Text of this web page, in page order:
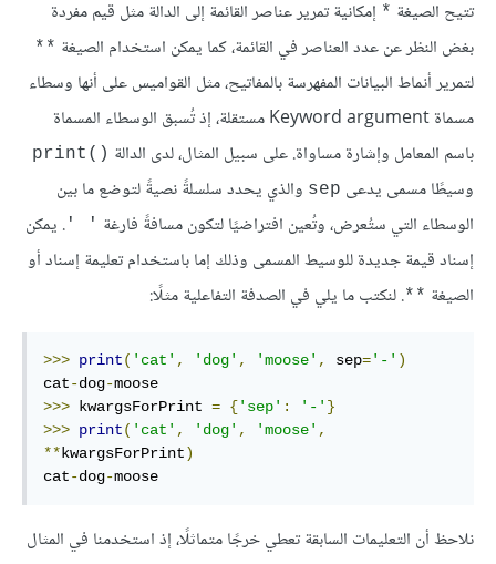
تتيح الصيغة * إمكانية تمرير عناصر القائمة إلى الدالة مثل قيم مفردة
بغض النظر عن عدد العناصر في القائمة، كما يمكن استخدام الصيغة **
لتمرير أنماط البيانات المفهرسة بالمفاتيح، مثل القواميس على أنها وسطاء
مسماة Keyword argument مستقلة، إذ تُسبق الوسطاء المسماة
باسم المعامل وإشارة مساواة. على سبيل المثال، لدى الدالة ()print
وسيطًا مسمى يدعى sep والذي يحدد سلسلةً نصيةً لتوضع ما بين
الوسطاء التي ستُعرض، وتُعين افتراضيًا لتكون مسافةً فارغة ' ' . يمكن
إسناد قيمة جديدة للوسيط المسمى وذلك إما باستخدام تعليمة إسناد أو
الصيغة **. لنكتب ما يلي في الصدفة التفاعلية مثلًا:
>>> print( 'cat' , 'dog' , 'moose' , sep='-' )
cat-dog-
>>> kwargsForPrint = {'sep' : '-' }
>>> print( 'cat' , 'dog' , 'moose' ,
**kwargsForPrint)
cat-dog-moose
نلاحظ أن التعليمات السابقة تعطي خرجًا متماثلًا، إذ استخدمنا في المثال